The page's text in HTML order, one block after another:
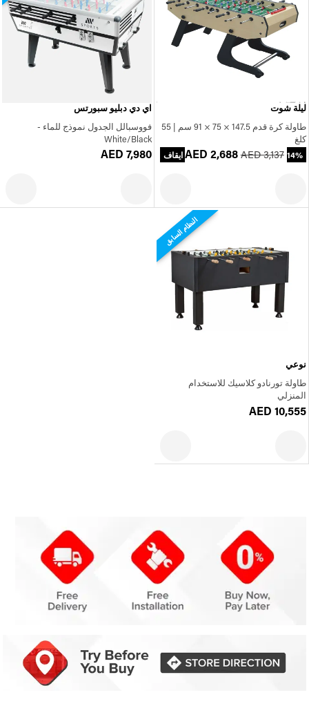
ليلة شوت
طاولة كرة قدم 147.5 × 75 × 91 سم | 55
كلغ
AED 2,688 AED 3,137 14% ايقاف
اي دي دبليو سبورتس
فووسبالل الجدول نموذج للماء -
White/Black
AED 7,980
النظام السابق
نوعي
طاولة تورنادو كلاسيك للاستخدام
المنزلي
AED 10,555